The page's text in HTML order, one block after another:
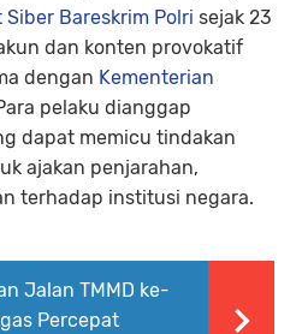
Siber Bareskrim Polri sejak 23
dan konten provokatif
dengan Kementerian
pelaku dianggap
dapat memicu tindakan
ajakan penjarahan,
terhadap institusi negara.
Jalan TMMD ke-
Percepat